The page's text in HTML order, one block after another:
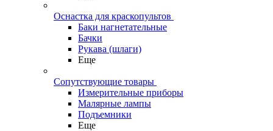
Оснастка для краскопультов
Баки нагнетательные
Бачки
Рукава (шлаги)
Еще
Сопутствующие товары
Измерительные приборы
Малярные лампы
Подъемники
Еще